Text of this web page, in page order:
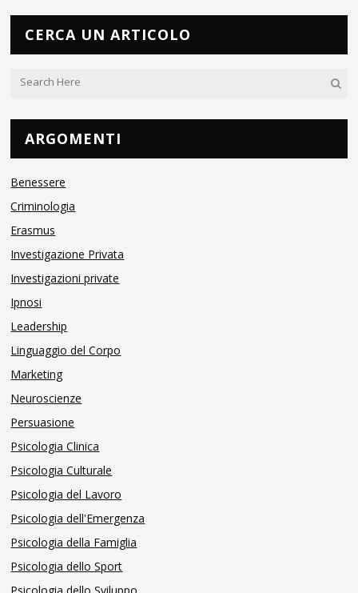
CERCA UN ARTICOLO
ARGOMENTI
Benessere
Criminologia
Erasmus
Investigazione Privata
Investigazioni private
Ipnosi
Leadership
Linguaggio del Corpo
Marketing
Neuroscienze
Persuasione
Psicologia Clinica
Psicologia Culturale
Psicologia del Lavoro
Psicologia dell'Emergenza
Psicologia della Famiglia
Psicologia dello Sport
Psicologia dello Sviluppo